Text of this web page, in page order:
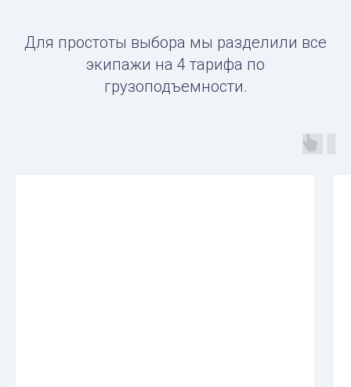
Для простоты выбора мы разделили все
экипажи на 4 тарифа по
грузоподъемности.